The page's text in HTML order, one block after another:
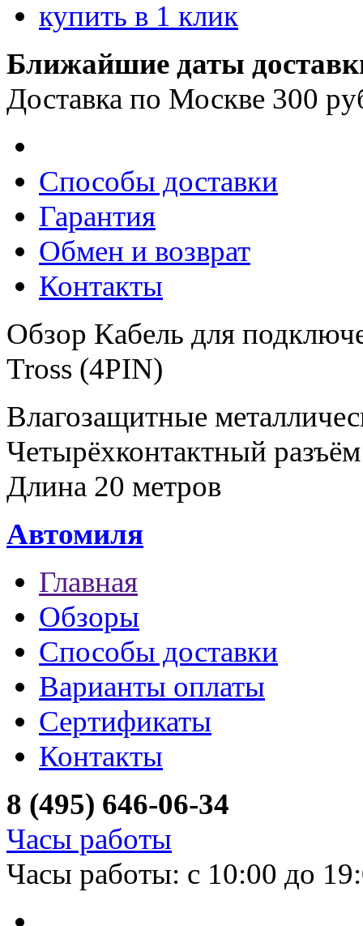
купить в 1 клик
Ближайшие даты
Доставка по Москве 300
Способы доставки
Гарантия
Обмен и возврат
Контакты
Обзор Кабель для
Tross (4PIN)
Влагозащитные
Четырёхконтактный
Длина 20 метров
Автомиля
Главная
Обзоры
Способы доставки
Варианты оплаты
Сертификаты
Контакты
8 (495) 646-06-34
Часы работы
Часы работы: с 10:00 до